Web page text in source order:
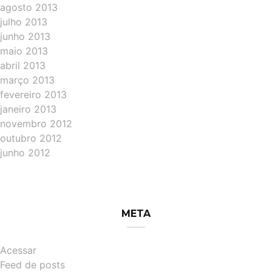
agosto 2013
julho 2013
junho 2013
maio 2013
abril 2013
março 2013
fevereiro 2013
janeiro 2013
novembro 2012
outubro 2012
junho 2012
META
Acessar
Feed de posts